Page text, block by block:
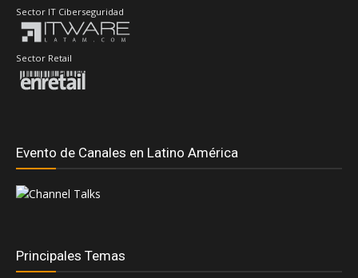
Sector IT Ciberseguridad
Sector Retail
Evento de Canales en Latino América
Principales Temas